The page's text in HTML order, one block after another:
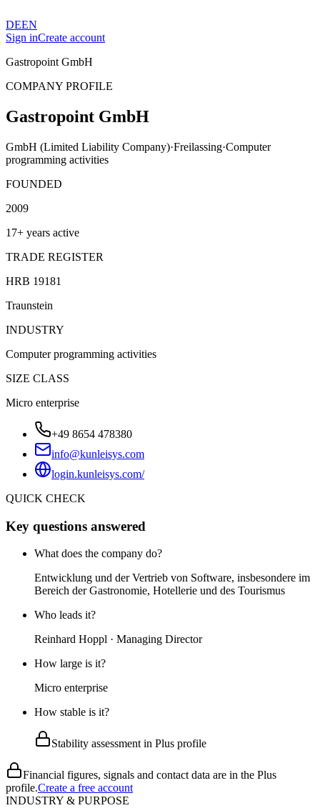
DEEN
Sign inCreate account
Gastropoint GmbH
COMPANY PROFILE
Gastropoint GmbH
GmbH (Limited Liability Company)·Freilassing·Computer
programming activities
FOUNDED
2009
17+ years active
TRADE REGISTER
HRB 19181
Traunstein
INDUSTRY
Computer programming activities
SIZE CLASS
Micro enterprise
+49 8654 478380
info@kunleisys.com
login.kunleisys.com/
QUICK CHECK
Key questions answered
What does the company do?
Entwicklung und der Vertrieb von Software, insbesondere im
Bereich der Gastronomie, Hotellerie und des Tourismus
Who leads it?
Reinhard Hoppl · Managing Director
How large is it?
Micro enterprise
How stable is it?
Stability assessment in Plus profile
Financial figures, signals and contact data are in the Plus
profile.Create a free account
INDUSTRY & PURPOSE